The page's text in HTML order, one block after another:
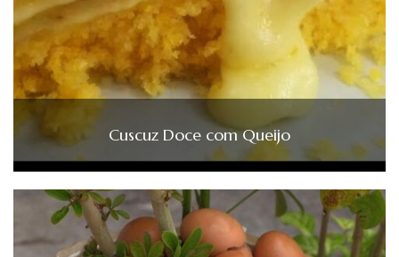
Cuscuz Doce com Queijo